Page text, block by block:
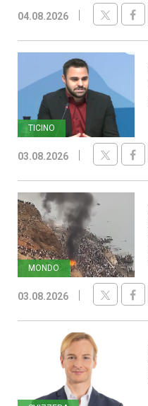
04.08.2026
TICINO
03.08.2026
MONDO
03.08.2026